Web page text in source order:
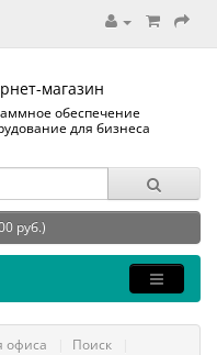
магазин
обеспечение
для бизнеса
руб.)
офиса
Поиск